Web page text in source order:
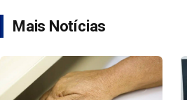
Mais Notícias